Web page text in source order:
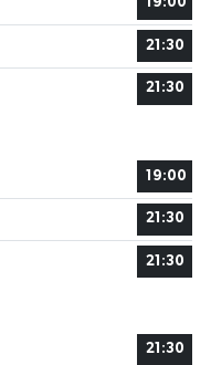
19:00
21:30
21:30
19:00
21:30
21:30
21:30